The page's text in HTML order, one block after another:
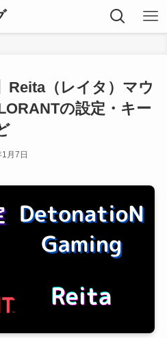
Reita（レイタ）マウ
の設定・キー
月7日